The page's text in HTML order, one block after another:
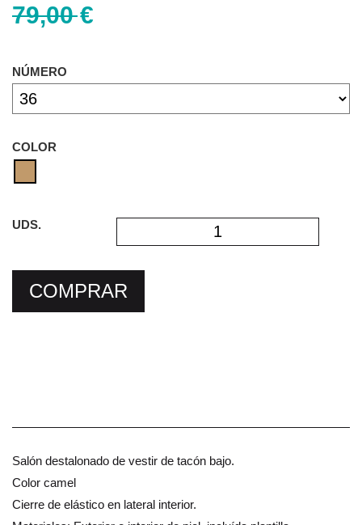
79,00 €
NÚMERO
COLOR
UDS.
COMPRAR
Salón destalonado de vestir de tacón bajo.
Color camel
Cierre de elástico en lateral interior.